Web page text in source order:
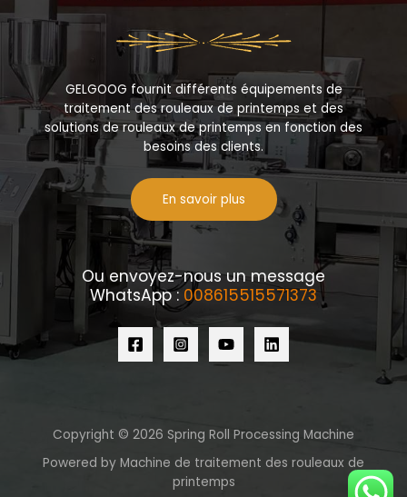
GELGOOG fournit différents équipements de
traitement des rouleaux de printemps et des
solutions de rouleaux de printemps en fonction des
besoins des clients.
En savoir plus
Ou envoyez-nous un message
WhatsApp :008615515571373
Copyright © 2026 Spring Roll Processing Machine
Powered by Machine de traitement des rouleaux de
printemps